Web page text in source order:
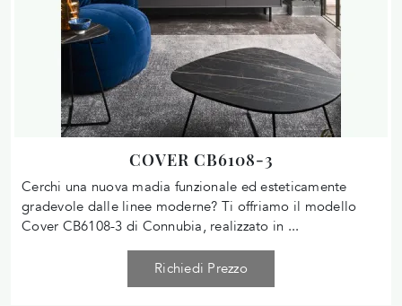
COVER CB6108-3
Cerchi una nuova madia funzionale ed esteticamente
gradevole dalle linee moderne? Ti offriamo il modello
Cover CB6108-3 di Connubia, realizzato in ...
Richiedi Prezzo